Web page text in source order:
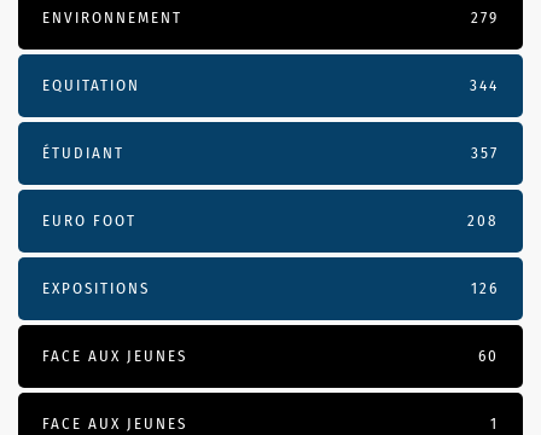
ENVIRONNEMENT 279
EQUITATION 344
ÉTUDIANT 357
EURO FOOT 208
EXPOSITIONS 126
FACE AUX JEUNES 60
FACE AUX JEUNES 1